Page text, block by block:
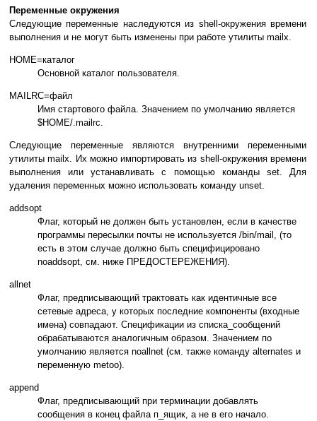
Переменные окружения
Следующие переменные наследуются из shell-окружения времени
выполнения и не могут быть изменены при работе утилиты mailx.
HOME=каталог
Основной каталог пользователя.
MAILRC=файл
Имя стартового файла. Значением по умолчанию является
$HOME/.mailrc.
Следующие переменные являются внутренними переменными
утилиты mailx. Их можно импортировать из shell-окружения времени
выполнения или устанавливать с помощью команды set. Для
удаления переменных можно использовать команду unset.
addsopt
Флаг, который не должен быть установлен, если в качестве
программы пересылки почты не используется /bin/mail, (то
есть в этом случае должно быть специфицировано
noaddsopt, см. ниже ПРЕДОСТЕРЕЖЕНИЯ).
allnet
Флаг, предписывающий трактовать как идентичные все
сетевые адреса, у которых последние компоненты (входные
имена) совпадают. Спецификации из списка_сообщений
обрабатываются аналогичным образом. Значением по
умолчанию является noallnet (см. также команду alternates и
переменную metoo).
append
Флаг, предписывающий при терминации добавлять
сообщения в конец файла п_ящик, а не в его начало.